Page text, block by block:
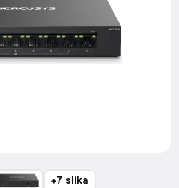
+7 slika